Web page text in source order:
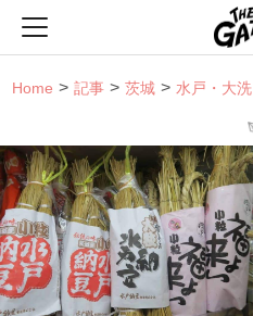
Home 記事 茨城 水戸・大洗